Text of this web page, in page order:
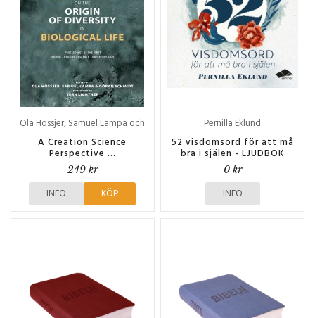
Ola Hössjer, Samuel Lampa och
Göran Schmidt
A Creation Science
Perspective ...
249 kr
INFO KÖP
Pernilla Eklund
52 visdomsord för att må
bra i själen - LJUDBOK
0 kr
INFO